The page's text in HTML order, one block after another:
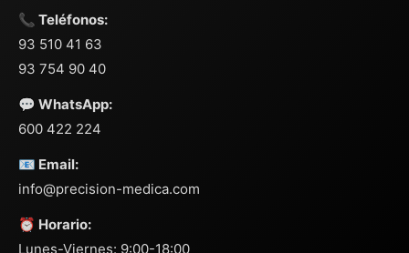
📞 Teléfonos:
93 510 41 63
93 754 90 40
💬 WhatsApp:
600 422 224
📧 Email:
info@precision-medica.com
⏰ Horario:
Lunes-Viernes: 9:00-18:00